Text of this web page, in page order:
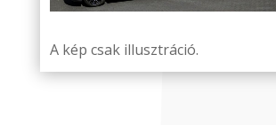
A kép csak illusztráció.